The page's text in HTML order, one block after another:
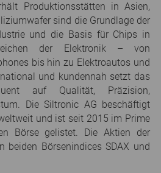
Produktionsstätten in Asien,
sind die Grundlage der
und die Basis für Chips in
der Elektronik – von
bis hin zu Elektroautos und
und kundennah setzt das
auf Qualität, Präzision,
Die Siltronic AG beschäftigt
und ist seit 2015 im Prime
Börse gelistet. Die Aktien der
beiden Börsenindices SDAX und